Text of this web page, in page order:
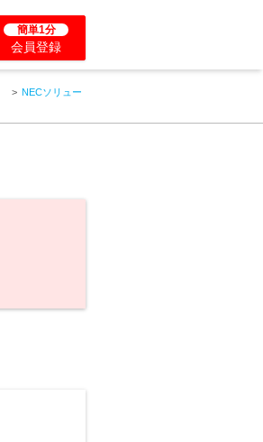
簡単1分
会員登録
NECソリュー